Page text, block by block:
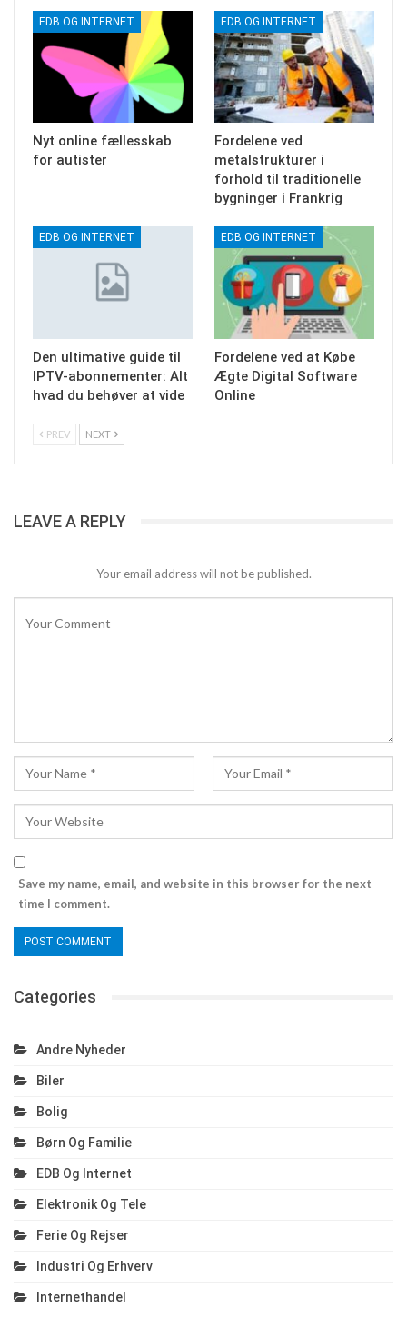
EDB OG INTERNET
Nyt online fællesskab
for autister
EDB OG INTERNET
Fordelene ved
metalstrukturer i
forhold til traditionelle
bygninger i Frankrig
EDB OG INTERNET
Den ultimative guide til
IPTV-abonnementer: Alt
hvad du behøver at vide
EDB OG INTERNET
Fordelene ved at Købe
Ægte Digital Software
Online
PREV NEXT
LEAVE A REPLY
Your email address will not be published.
Save my name, email, and website in this browser for the next
time I comment.
Categories
Andre Nyheder
Biler
Bolig
Børn Og Familie
EDB Og Internet
Elektronik Og Tele
Ferie Og Rejser
Industri Og Erhverv
Internethandel